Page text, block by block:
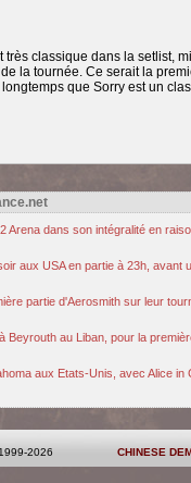
classique dans la setlist,
la tournée. Ce serait la
que Sorry est un
Arena dans son intégralité en
aux USA en partie à 23h, avant
partie d'Aerosmith sur leur
au Liban, pour la
aux Etats-Unis, avec Alice
1999-2026 CHINESE